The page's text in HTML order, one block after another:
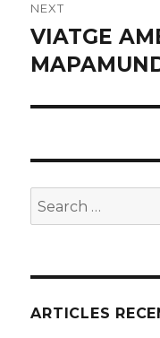
NEXT
Next
post:
VIATGE
Search
for:
ARTICLES